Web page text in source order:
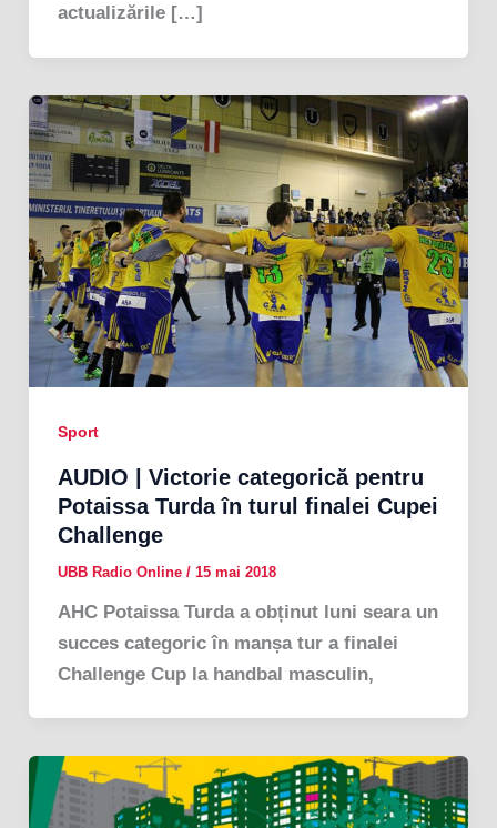
actualizările […]
Sport
AUDIO | Victorie categorică pentru
Potaissa Turda în turul finalei Cupei
Challenge
UBB Radio Online / 15 mai 2018
AHC Potaissa Turda a obținut luni seara un
succes categoric în manșa tur a finalei
Challenge Cup la handbal masculin,